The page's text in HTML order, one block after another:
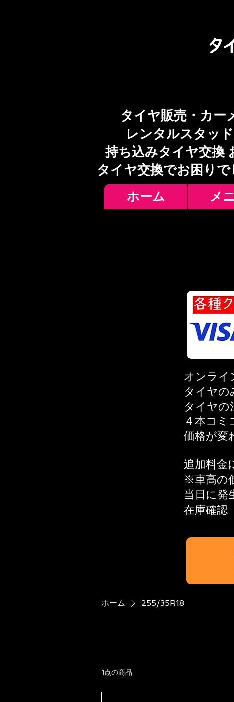
タイヤ販売・カー
レンタルスタッ
持ち込みタイヤ交換
タイヤ交換でお困り
ホーム メ
オンラ
タイヤ
タイヤ
４本コミ
価格が
追加料金
※​車高の
当日に
在庫確
ホーム 255/35R18
1点の商品